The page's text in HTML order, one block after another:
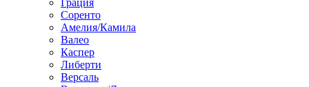
Грация
Соренто
Амелия/Камила
Валео
Каспер
Либерти
Версаль